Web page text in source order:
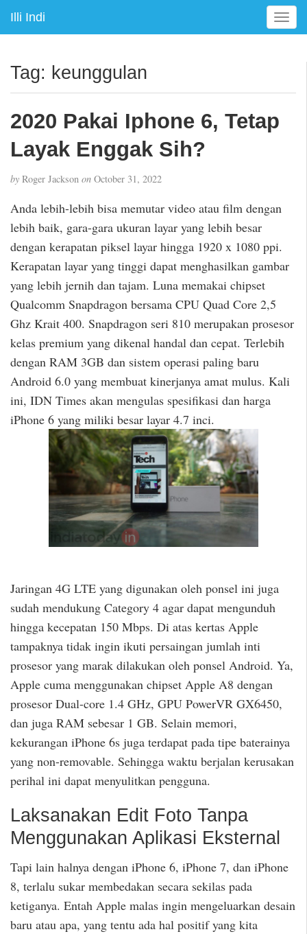
Illi Indi
T
o
e
i
Tag: keunggulan
2020 Pakai Iphone 6, Tetap
Layak Enggak Sih?
by Roger Jackson on October 31, 2022
Anda lebih-lebih bisa memutar video atau film dengan
lebih baik, gara-gara ukuran layar yang lebih besar
dengan kerapatan piksel layar hingga 1920 x 1080 ppi.
Kerapatan layar yang tinggi dapat menghasilkan gambar
yang lebih jernih dan tajam. Luna memakai chipset
Qualcomm Snapdragon bersama CPU Quad Core 2,5
Ghz Krait 400. Snapdragon seri 810 merupakan prosesor
kelas premium yang dikenal handal dan cepat. Terlebih
dengan RAM 3GB dan sistem operasi paling baru
Android 6.0 yang membuat kinerjanya amat mulus. Kali
ini, IDN Times akan mengulas spesifikasi dan harga
iPhone 6 yang miliki besar layar 4.7 inci.
Jaringan 4G LTE yang digunakan oleh ponsel ini juga
sudah mendukung Category 4 agar dapat mengunduh
hingga kecepatan 150 Mbps. Di atas kertas Apple
tampaknya tidak ingin ikuti persaingan jumlah inti
prosesor yang marak dilakukan oleh ponsel Android. Ya,
Apple cuma menggunakan chipset Apple A8 dengan
prosesor Dual-core 1.4 GHz, GPU PowerVR GX6450,
dan juga RAM sebesar 1 GB. Selain memori,
kekurangan iPhone 6s juga terdapat pada tipe baterainya
yang non-removable. Sehingga waktu berjalan kerusakan
perihal ini dapat menyulitkan pengguna.
Laksanakan Edit Foto Tanpa
Menggunakan Aplikasi Eksternal
Tapi lain halnya dengan iPhone 6, iPhone 7, dan iPhone
8, terlalu sukar membedakan secara sekilas pada
ketiganya. Entah Apple malas ingin mengeluarkan desain
baru atau apa, yang tentu ada hal positif yang kita